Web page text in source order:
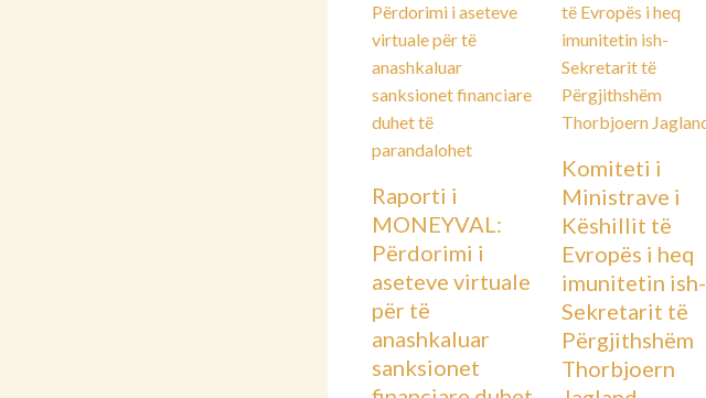
Raporti i
MONEYVAL:
Përdorimi i
aseteve virtuale
për të
anashkaluar
sanksionet
Komiteti i
Ministrave i
Këshillit të
Evropës i heq
imunitetin ish-
Sekretarit të
Përgjithshëm
Thorbjoern